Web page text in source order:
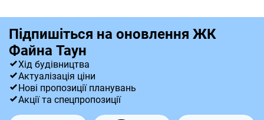
Підпишіться на оновлення ЖК
Файна Таун
Хід будівництва
Актуалізація ціни
Нові пропозиції планувань
Акції та спецпропозиції